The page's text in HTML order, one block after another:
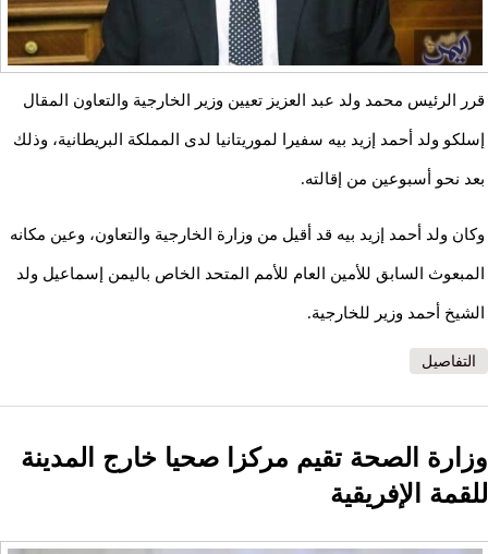
قرر الرئيس محمد ولد عبد العزيز تعيين وزير الخارجية والتعاون المقال
إسلكو ولد أحمد إزيد بيه سفيرا لموريتانيا لدى المملكة البريطانية، وذلك
بعد نحو أسبوعين من إقالته.
وكان ولد أحمد إزيد بيه قد أقيل من وزارة الخارجية والتعاون، وعين مكانه
المبعوث السابق للأمين العام للأمم المتحد الخاص باليمن إسماعيل ولد
الشيخ أحمد وزير للخارجية.
التفاصيل
وزارة الصحة تقيم مركزا صحيا خارج المدينة
للقمة الإفريقية